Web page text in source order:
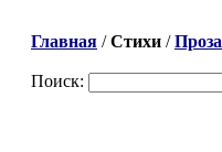
Главная /Стихи /Проза
Поиск: